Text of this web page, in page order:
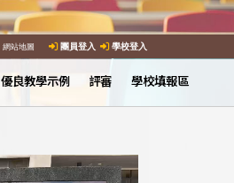
網站地圖 團員登入 學校登入
優良教學示例 評審 學校填報區